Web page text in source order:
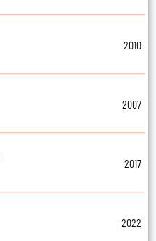
2010
2007
2017
2022